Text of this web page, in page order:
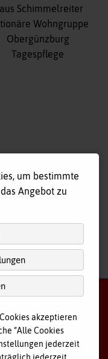
Schimmelreiter
Wohngruppe
Obergünzburg
Tagespflege
Ostallgäu
um bestimmte
Angebot zu
akzeptieren
“Alle Cookies
jederzeit